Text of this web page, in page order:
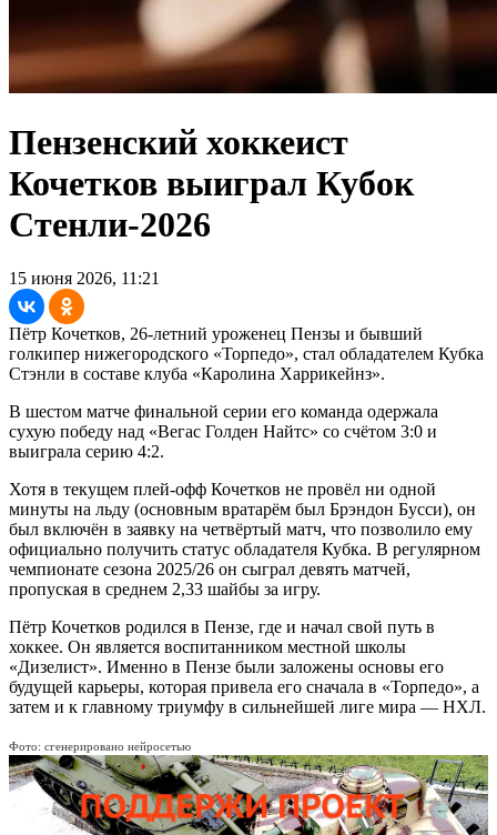
Пензенский хоккеист
Кочетков выиграл Кубок
Стенли-2026
15 июня 2026, 11:21
Пётр Кочетков, 26-летний уроженец Пензы и бывший
голкипер нижегородского «Торпедо», стал обладателем Кубка
Стэнли в составе клуба «Каролина Харрикейнз».
В шестом матче финальной серии его команда одержала
сухую победу над «Вегас Голден Найтс» со счётом 3:0 и
выиграла серию 4:2.
Хотя в текущем плей-офф Кочетков не провёл ни одной
минуты на льду (основным вратарём был Брэндон Бусси), он
был включён в заявку на четвёртый матч, что позволило ему
официально получить статус обладателя Кубка. В регулярном
чемпионате сезона 2025/26 он сыграл девять матчей,
пропуская в среднем 2,33 шайбы за игру.
Пётр Кочетков родился в Пензе, где и начал свой путь в
хоккее. Он является воспитанником местной школы
«Дизелист». Именно в Пензе были заложены основы его
будущей карьеры, которая привела его сначала в «Торпедо», а
затем и к главному триумфу в сильнейшей лиге мира — НХЛ.
Фото: сгенерировано нейросетью